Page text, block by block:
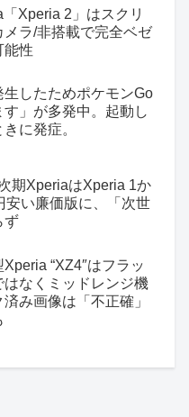
Xperia 2」はスクリ
メラ/非搭載で完全ベゼ
能性
生したためポケモンGo
す」が多発中。起動し
に発症。
期XperiaはXperia 1か
安い廉価版に、「次世
ず
“XZ4″はフラッ
はなくミッドレンジ機
み画像は「不正確」